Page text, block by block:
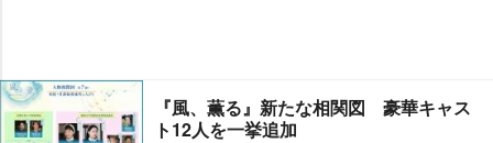
『風、薫る』新たな相関図 豪華キャス
ト12人を一挙追加